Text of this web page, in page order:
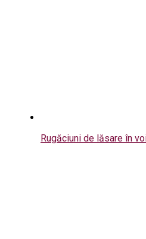
Rugăciuni de lăsare în